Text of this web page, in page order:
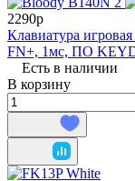
2290р
Клавиатура
FN+, 1мс, ПО
Есть в наличии
В корзину